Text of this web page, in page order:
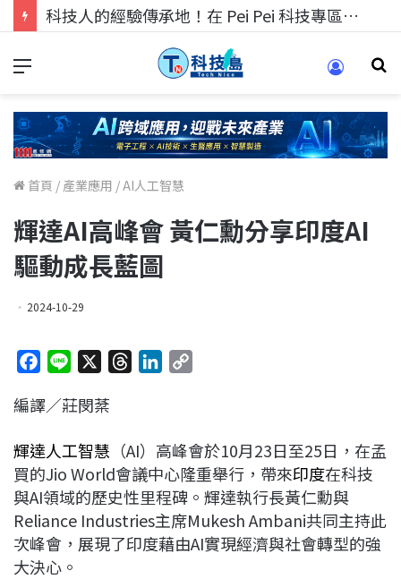
科技人的經驗傳承地！在 Pei Pei 科技專區，與學弟妹交流最硬核的技術
首頁 / 產業應用 /AI人工智慧
輝達AI高峰會 黃仁勳分享印度AI
驅動成長藍圖
2024-10-29
c
b
o
o
k
n
a
d
s
e
d
I
n
L
i
n
k
編譯／莊閔棻
輝達人工智慧 （AI）高峰會於10月23日至25日，在孟
買的Jio World會議中心隆重舉行，帶來印度在科技
與AI領域的歷史性里程碑。輝達執行長黃仁勳與
Reliance Industries主席Mukesh Ambani共同主持此
次峰會，展現了印度藉由AI實現經濟與社會轉型的強
大決心。